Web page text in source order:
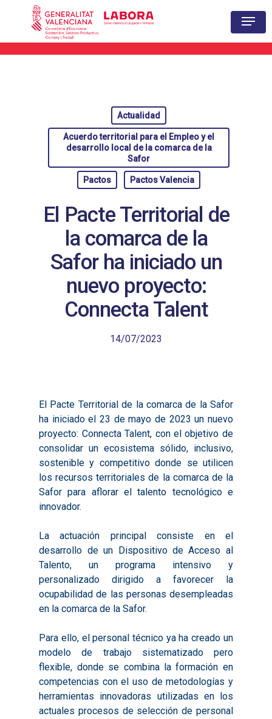
Actualidad
Acuerdo territorial para el Empleo y el
desarrollo local de la comarca de la
Safor
Pactos Pactos Valencia
El Pacte Territorial de
la comarca de la
Safor ha iniciado un
nuevo proyecto:
Connecta Talent
14/07/2023
El Pacte Territorial de la comarca de la Safor
ha iniciado el 23 de mayo de 2023 un nuevo
proyecto: Connecta Talent, con el objetivo de
consolidar un ecosistema sólido, inclusivo,
sostenible y competitivo donde se utilicen
los recursos territoriales de la comarca de la
Safor para aflorar el talento tecnológico e
innovador.
La actuación principal consiste en el
desarrollo de un Dispositivo de Acceso al
Talento, un programa intensivo y
personalizado dirigido a favorecer la
ocupabilidad de las personas desempleadas
en la comarca de la Safor.
Para ello, el personal técnico ya ha creado un
modelo de trabajo sistematizado pero
flexible, donde se combina la formación en
competencias con el uso de metodologías y
herramientas innovadoras utilizadas en los
actuales procesos de selección de personal